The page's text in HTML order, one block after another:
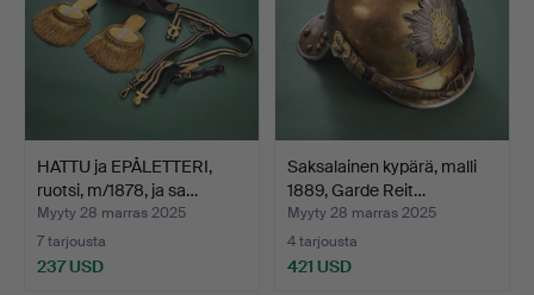
HATTU ja EPÅLETTERI,
ruotsi, m/1878, ja sa…
Myyty 28 marras 2025
7 tarjousta
237 USD
Saksalainen kypärä, malli
1889, Garde Reit…
Myyty 28 marras 2025
4 tarjousta
421 USD